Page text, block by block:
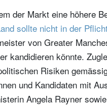
der Markt eine höhere
sollte nicht in der
von Greater
kandidieren könnte.
Risiken
und Kandidaten mit
Angela Rayner